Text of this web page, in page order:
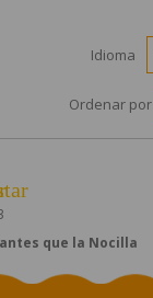
Idioma
Ordenar por
que la Nocilla